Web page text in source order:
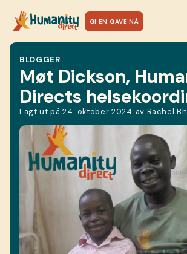
GI EN GAVE NÅ
BLOGGER
Møt Dickson,
Directs
Lagt ut på 24. oktober 2024 av Rachel